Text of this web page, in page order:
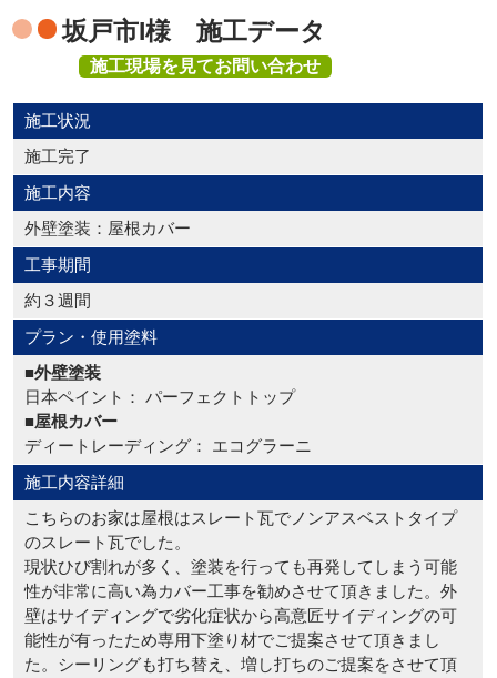
坂戸市I様 施工データ
施工現場を見てお問い合わせ
施工状況
施工完了
施工内容
外壁塗装：屋根カバー
工事期間
約３週間
プラン・使用塗料
■外壁塗装
日本ペイント： パーフェクトトップ
■屋根カバー
ディートレーディング： エコグラーニ
施工内容詳細
こちらのお家は屋根はスレート瓦でノンアスベストタイプ
のスレート瓦でした。
現状ひび割れが多く、塗装を行っても再発してしまう可能
性が非常に高い為カバー工事を勧めさせて頂きました。外
壁はサイディングで劣化症状から高意匠サイディングの可
能性が有ったため専用下塗り材でご提案させて頂きまし
た。シーリングも打ち替え、増し打ちのご提案をさせて頂